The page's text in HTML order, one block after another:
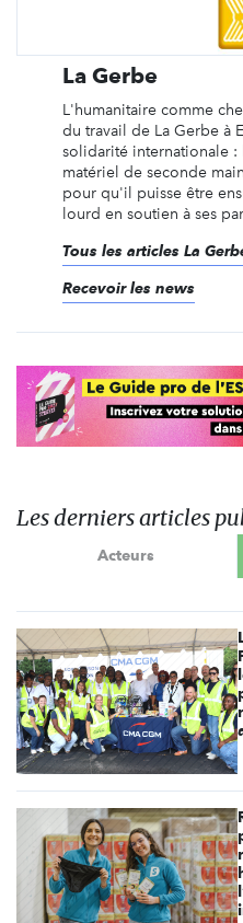
La Gerbe
L'humanitaire comme
du travail de La Gerbe à
solidarité internationale
matériel de seconde
pour qu'il puisse être
lourd en soutien à ses
Tous les articles La
Recevoir les news
Les derniers articles
Acteurs